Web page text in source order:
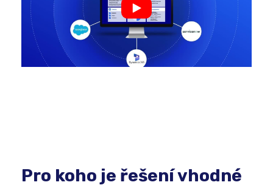
Pro koho je řešení vhodné